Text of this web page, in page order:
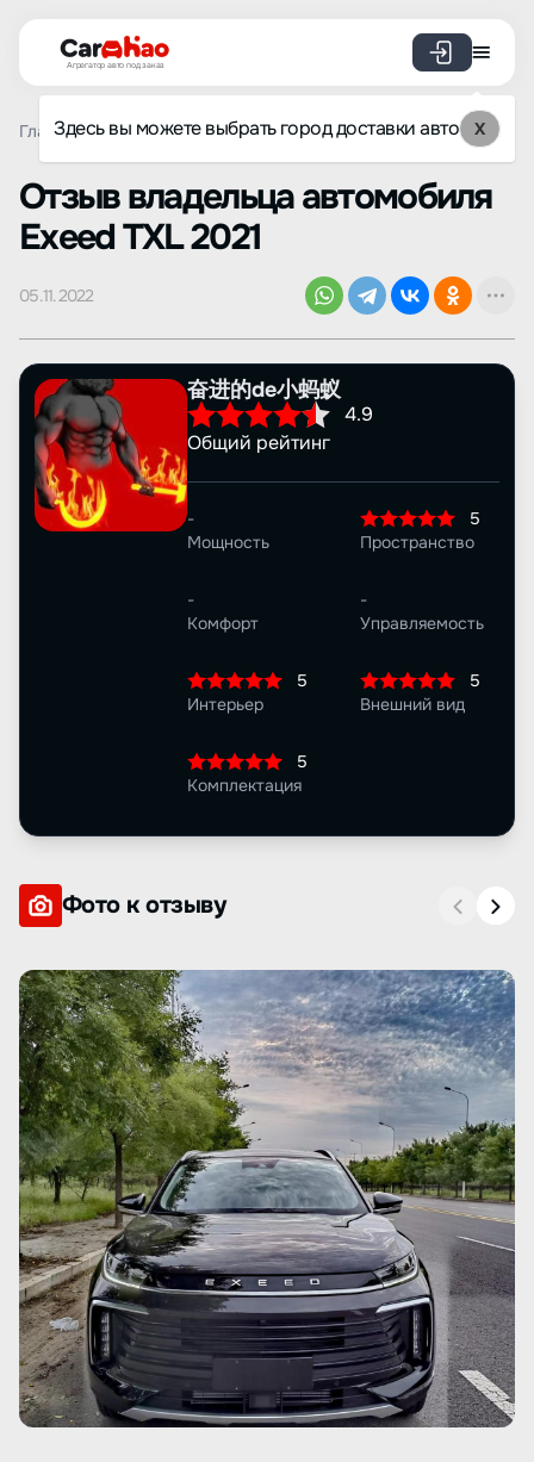
Агрегатор авто под заказ
Здесь вы можете выбрать город доставки авто X
Главная Отзывы Exeed TXL Просмотр отзыва
Oтзыв владельца автомобиля
Exeed TXL 2021
05.11.2022
奋进的de小蚂蚁
4.9
Общий рейтинг
-
Мощность
5
Пространство
-
Комфорт
-
Управляемость
5
Интерьер
5
Внешний вид
5
Комплектация
Фото к отзыву